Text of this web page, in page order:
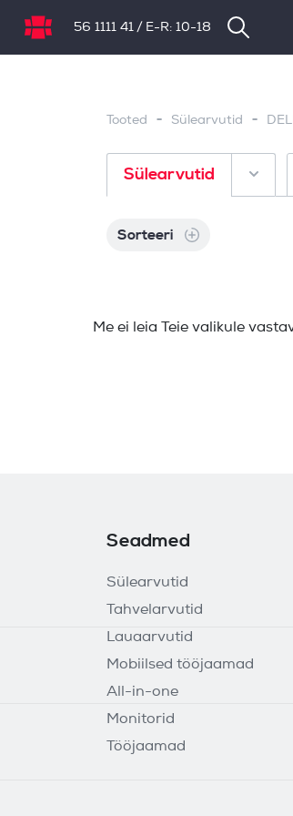
NB.ee
56 1111 41 / E-R: 10-18
Tooted - Sülearvutid -
Sülearvutid
Sorteeri
Me ei leia Teie valikule
Seadmed
Sülearvutid
Tahvelarvutid
Lauaarvutid
Mobiilsed tööjaamad
All-in-one
Monitorid
Tööjaamad